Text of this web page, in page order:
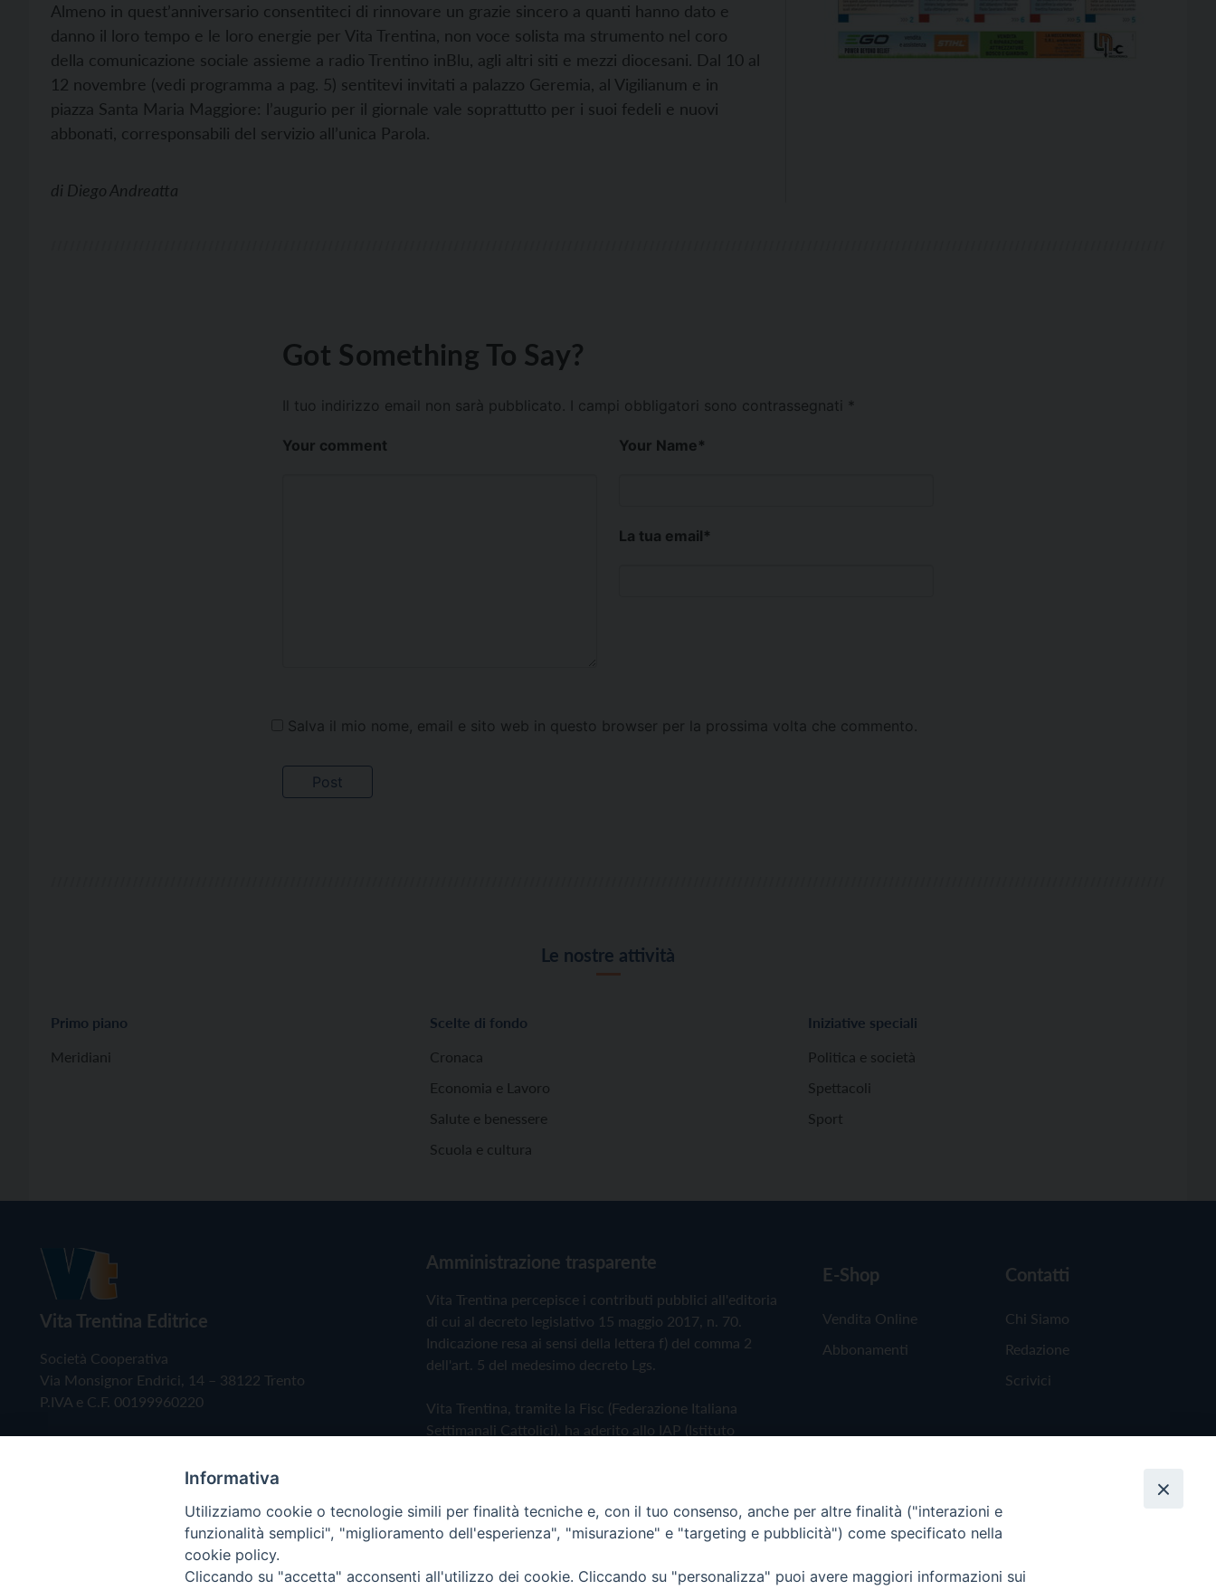
Almeno in quest’anniversario consentiteci di rinnovare un grazie sincero a quanti hanno dato e
danno il loro tempo e le loro energie per Vita Trentina, non voce solista ma strumento nel coro
della comunicazione sociale assieme a radio Trentino inBlu, agli altri siti e mezzi diocesani. Dal 10 al
12 novembre (vedi programma a pag. 5) sentitevi invitati a palazzo Geremia, al Vigilianum e in
piazza Santa Maria Maggiore: l’augurio per il giornale vale soprattutto per i suoi fedeli e nuovi
abbonati, corresponsabili del servizio all’unica Parola.
di Diego Andreatta
Got Something To Say?
Il tuo indirizzo email non sarà pubblicato. I campi obbligatori sono contrassegnati *
Your comment Your Name*
La tua email*
Salva il mio nome, email e sito web in questo browser per la prossima volta che commento.
Le nostre attività
Primo piano
Meridiani
Scelte di fondo
Cronaca
Economia e Lavoro
Salute e benessere
Scuola e cultura
Iniziative speciali
Politica e società
Spettacoli
Sport
Vita Trentina Editrice
Società Cooperativa
Via Monsignor Endrici, 14 – 38122 Trento
P.IVA e C.F. 00199960220
Amministrazione trasparente
Vita Trentina percepisce i contributi pubblici all'editoria
di cui al decreto legislativo 15 maggio 2017, n. 70.
Indicazione resa ai sensi della lettera f) del comma 2
dell'art. 5 del medesimo decreto Lgs.
Vita Trentina, tramite la Fisc (Federazione Italiana
Settimanali Cattolici), ha aderito allo IAP (Istituto
Privacy Policy Cookie Policy
E-Shop
Vendita Online
Abbonamenti
Contatti
Chi Siamo
Redazione
Scrivici
Informativa
Utilizziamo cookie o tecnologie simili per finalità tecniche e, con il tuo consenso, anche per altre finalità ("interazioni e
funzionalità semplici", "miglioramento dell'esperienza", "misurazione" e "targeting e pubblicità") come specificato nella
cookie policy.
Cliccando su "accetta" acconsenti all'utilizzo dei cookie. Cliccando su "personalizza" puoi avere maggiori informazioni sui